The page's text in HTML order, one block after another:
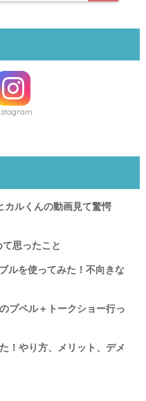
カルくんの動画見て驚愕
思ったこと
ルを使ってみた！不向きな
プペル＋トークショー行っ
！やり方、メリット、デメ